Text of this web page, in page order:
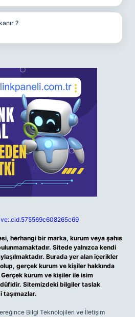
?
herhangi bir marka, kurum veya şahıs
Sitede yalnızca kendi
Burada yer alan içerikler
gerçek kurum ve kişiler hakkında
Gerçek kurum ve kişiler ile isim
Sitemizdeki bilgiler taslak
Bilgi Teknolojileri ve İletişim